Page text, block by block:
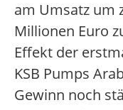
am Umsatz um
Millionen Euro
Effekt der
KSB Pumps
Gewinn noch